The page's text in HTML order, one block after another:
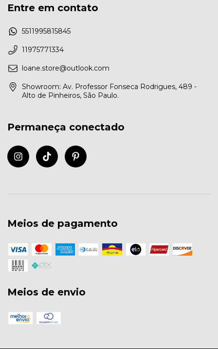
Entre em contato
5511995815845
11975771334
loane.store@outlook.com
Showroom: Av. Professor Fonseca Rodrigues, 489 -
Alto de Pinheiros, São Paulo.
Permaneça conectado
Meios de pagamento
Meios de envio